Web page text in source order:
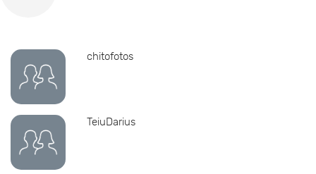
chitofotos
TeiuDarius